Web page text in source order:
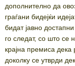
дополнително да
граѓани бидејќи
бидат јавно
го следат, со што се
крајна премиса дека
доколку се утврди